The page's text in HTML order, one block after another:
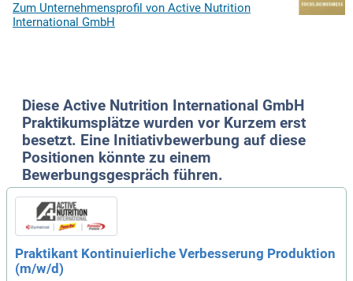
Zum Unternehmensprofil von Active Nutrition
International GmbH
Diese Active Nutrition International GmbH
Praktikumsplätze wurden vor Kurzem erst
besetzt. Eine Initiativbewerbung auf diese
Positionen könnte zu einem
Bewerbungsgespräch führen.
Praktikant Kontinuierliche Verbesserung Produktion
(m/w/d)